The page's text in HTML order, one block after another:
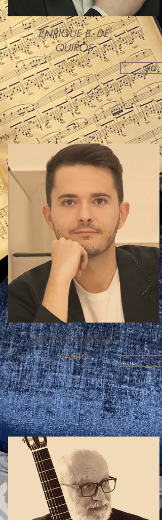
ENRIQUE B. DE
QUIRÓS
PIANO BIO
MIGUEL ALONSO
CANTO BIO